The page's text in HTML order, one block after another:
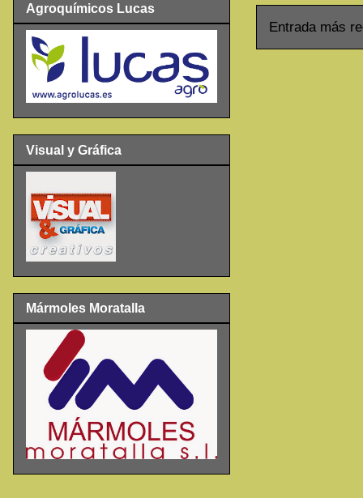
Entrada más
Agroquímicos Lucas
Visual y Gráfica
Mármoles Moratalla